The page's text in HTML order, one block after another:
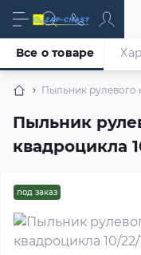
Пыльник рулевого
Пыльник
квадроцикла
Все о товаре
под заказ